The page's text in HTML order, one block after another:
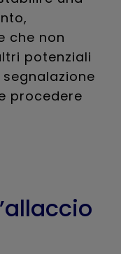
che non
potenziali
procedere